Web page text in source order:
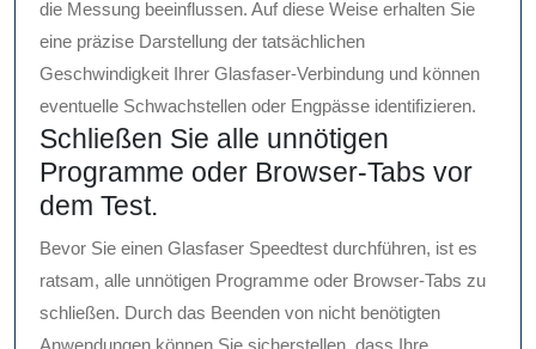
die Messung beeinflussen. Auf diese Weise erhalten Sie
eine präzise Darstellung der tatsächlichen
Geschwindigkeit Ihrer Glasfaser-Verbindung und können
eventuelle Schwachstellen oder Engpässe identifizieren.
Schließen Sie alle unnötigen
Programme oder Browser-Tabs vor
dem Test.
Bevor Sie einen Glasfaser Speedtest durchführen, ist es
ratsam, alle unnötigen Programme oder Browser-Tabs zu
schließen. Durch das Beenden von nicht benötigten